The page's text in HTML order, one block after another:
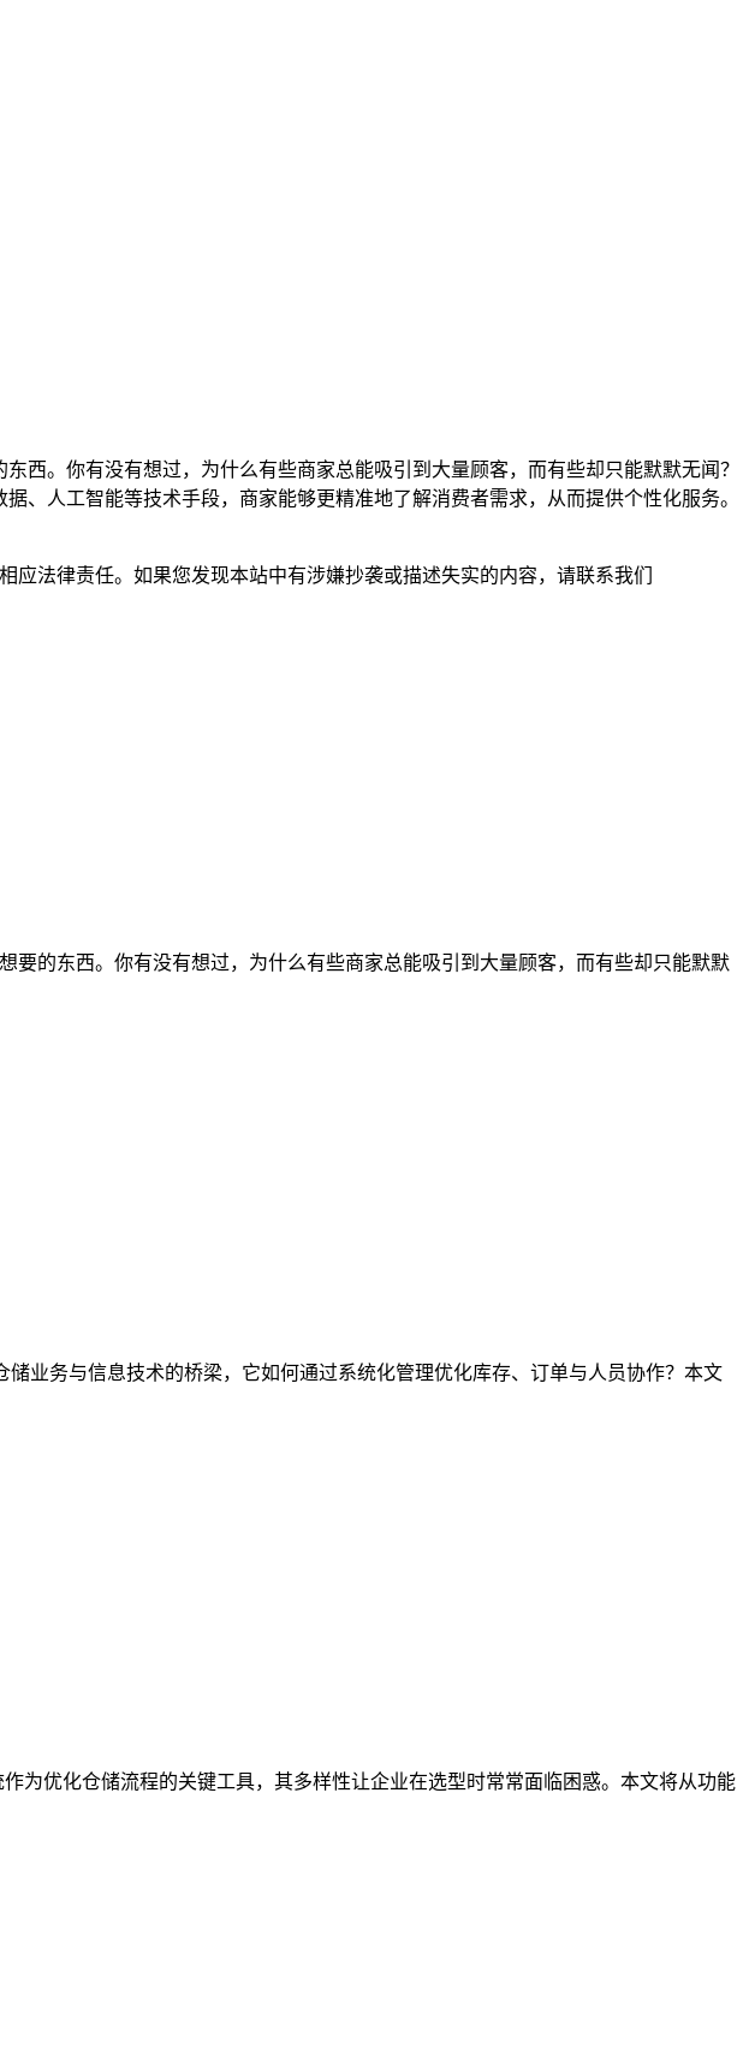
西。你有没有想过，为什么有些商家总能吸引到大量顾客，而有些却只能默默无闻？
、人工智能等技术手段，商家能够更精准地了解消费者需求，从而提供个性化服务。
法律责任。如果您发现本站中有涉嫌抄袭或描述失实的内容，请联系我们
的东西。你有没有想过，为什么有些商家总能吸引到大量顾客，而有些却只能默默
业务与信息技术的桥梁，它如何通过系统化管理优化库存、订单与人员协作？本文
为优化仓储流程的关键工具，其多样性让企业在选型时常常面临困惑。本文将从功能